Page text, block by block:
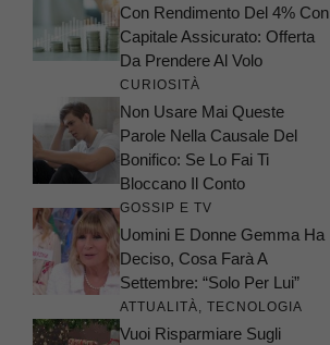
Con Rendimento Del 4% Con
Capitale Assicurato: Offerta
Da Prendere Al Volo
CURIOSITÀ
Non Usare Mai Queste
Parole Nella Causale Del
Bonifico: Se Lo Fai Ti
Bloccano Il Conto
GOSSIP E TV
Uomini E Donne Gemma Ha
Deciso, Cosa Farà A
Settembre: “Solo Per Lui”
ATTUALITÀ, TECNOLOGIA
Vuoi Risparmiare Sugli